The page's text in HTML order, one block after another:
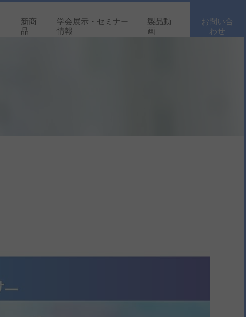
新商
品
学会展示・セミナー
情報
製品動
画
お問い合
わせ